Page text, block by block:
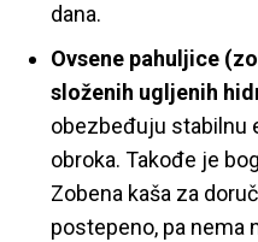
dana.
Ovsene pahuljice
složenih ugljenih
obezbeđuju stabilnu
obroka. Takođe je
Zobena kaša za
postepeno, pa nema